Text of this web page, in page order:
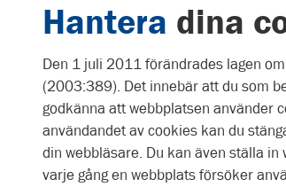
Hantera dina
Den 1 juli 2011 förändrades lagen
(2003:389). Det innebär att du som
godkänna att webbplatsen använder
användandet av cookies kan du
din webbläsare. Du kan även ställa
varje gång en webbplats försöker